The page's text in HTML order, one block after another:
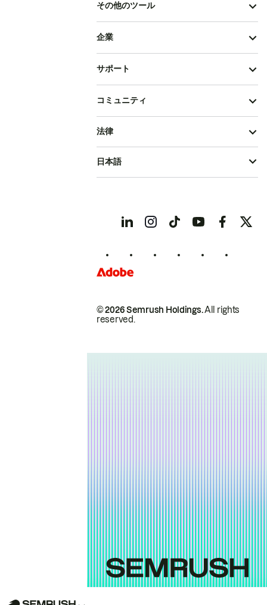
その他のツール
企業
サポート
コミュニティ
© 2026 Semrush Holdings.All rights
reserved.
法律
日本語